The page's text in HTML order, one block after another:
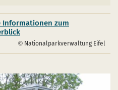
Informationen zum
Nationalparkverwaltung Eifel